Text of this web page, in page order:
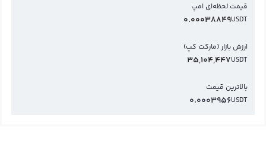
قیمت لحظه‌ای امپ
USDT
0.00038849
ارزش بازار (مارکت کپ)
USDT
35,104,447
بالاترین قیمت
USDT
0.0003956